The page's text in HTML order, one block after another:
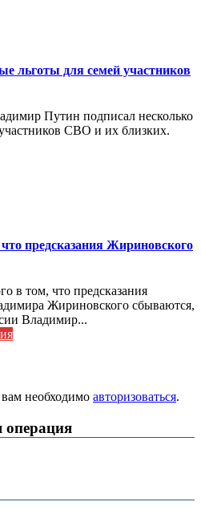
льготы для семей участников
Путин подписал несколько
СВО и их близких.
предсказания Жириновского
в том, что предсказания
Жириновского сбываются,
Владимир...
необходимо авторизоваться.
операция